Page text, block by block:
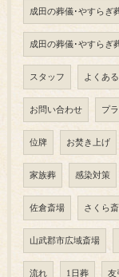
成田の葬儀･やすらぎ
成田の葬儀･やすらぎ
スタッフ よくあ
お問い合わせ プ
位牌 お焚き上げ
家族葬 感染対策
佐倉斎場 さくら
山武郡市広域斎場
流れ 1日葬 友